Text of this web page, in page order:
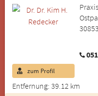
Entfernung: 39.12 km
zum Profil